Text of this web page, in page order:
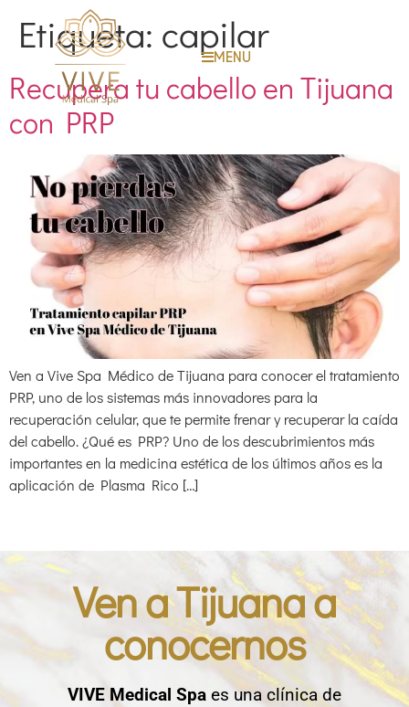
MENU
Etiqueta: capilar
Recupera tu cabello en Tijuana
con PRP
Ven a Vive Spa Médico de Tijuana para conocer el tratamiento
PRP, uno de los sistemas más innovadores para la
recuperación celular, que te permite frenar y recuperar la caída
del cabello. ¿Qué es PRP? Uno de los descubrimientos más
importantes en la medicina estética de los últimos años es la
aplicación de Plasma Rico […]
Ven a Tijuana a
conocernos
VIVE Medical Spa es una clínica de